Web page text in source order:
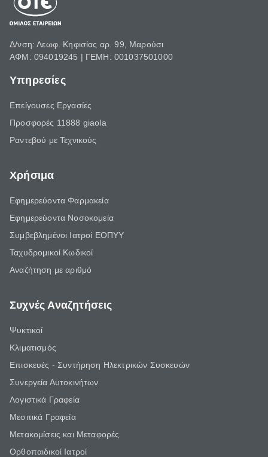
Δ/νση: Λεωφ. Κηφισίας αρ. 99, Μαρούσι
ΑΦΜ: 094019245 | ΓΕΜΗ: 001037501000
Υπηρεσίες
Επείγουσες Εργασίες
Προσφορές 11888 giaola
Ραντεβού με Τεχνικούς
Χρήσιμα
Εφημερεύοντα Φαρμακεία
Εφημερεύοντα Νοσοκομεία
Συμβεβλημένοι Ιατροί ΕΟΠΥΥ
Ταχυδρομικοί Κωδικοί
Αναζήτηση με αριθμό
Συχνές Αναζητήσεις
Ψυκτικοί
Κλιματισμός
Επισκευές - Συντήρηση Ηλεκτρικών Συσκευών
Συνεργεία Αυτοκινήτων
Λογιστικά Γραφεία
Μεσιτικά Γραφεία
Μετακομίσεις και Μεταφορές
Ορθοπαιδικοί Ιατροί